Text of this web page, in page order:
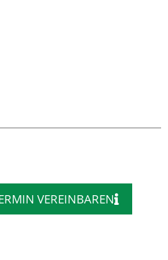
VEREINBAREN